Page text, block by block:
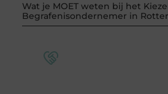
Wat je MOET weten bij het
Begrafenisondernemer in